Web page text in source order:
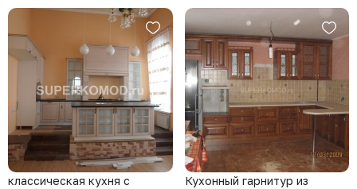
классическая кухня с
Кухонный гарнитур из